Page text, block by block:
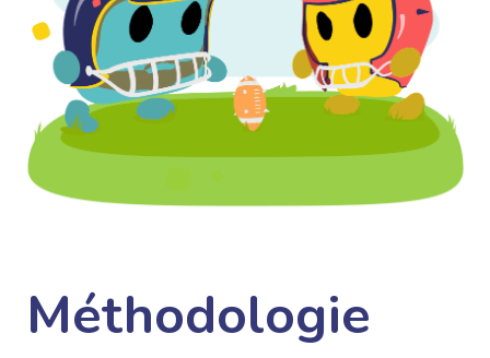
Méthodologie